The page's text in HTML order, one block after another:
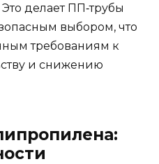
делает ПП‑трубы
выбором, что
требованиям к
и снижению